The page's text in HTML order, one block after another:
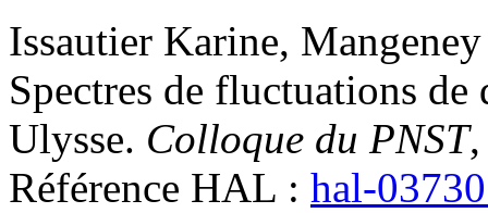
Issautier Karine, Mangeney
Spectres de fluctuations de
Ulysse. Colloque du PNST
Référence HAL : hal-